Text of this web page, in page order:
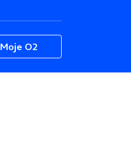
Moje O2